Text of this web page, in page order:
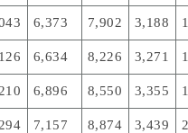
6,373 7,902 3,188
6,634 8,226 3,271
6,896 8,550 3,355
7,157 8,874 3,439